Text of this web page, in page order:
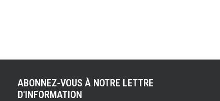
ABONNEZ-VOUS À NOTRE LETTRE
D'INFORMATION